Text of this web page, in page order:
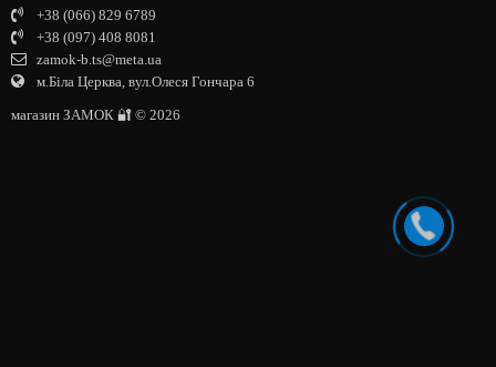
+38 (066) 829 6789
+38 (097) 408 8081
zamok-b.ts@meta.ua
м.Біла Церква, вул.Олеся Гончара 6
магазин ЗАМОК 🔐 © 2026